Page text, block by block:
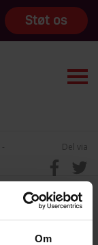
Om
Støt os
Del via